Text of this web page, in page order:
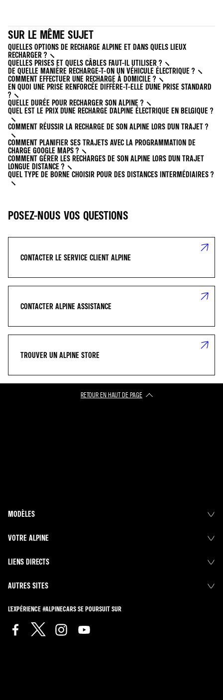
SUR LE MÊME SUJET
QUELLES OPTIONS DE RECHARGE ALPINE ET DANS QUELS LIEUX
RECHARGER ?
QUELLES PRISES ET QUELS CÂBLES FAUT-IL UTILISER ?
DE QUELLE MANIÈRE RECHARGE-T-ON UN VÉHICULE ÉLECTRIQUE ?
COMMENT EFFECTUER UNE RECHARGE À DOMICILE ?
EN QUOI UNE PRISE RENFORCÉE DIFFÈRE-T-ELLE D'UNE PRISE STANDARD
?
QUELLE DURÉE POUR RECHARGER SON ALPINE ?
QUEL EST LE PRIX D'UNE RECHARGE D'ALPINE ÉLECTRIQUE EN BELGIQUE ?
COMMENT RÉUSSIR LA RECHARGE DE SON ALPINE LORS D'UN TRAJET ?
COMMENT PLANIFIER SES TRAJETS AVEC LA PROGRAMMATION DE
CHARGE GOOGLE MAPS ?
COMMENT GÉRER LES RECHARGES DE SON ALPINE LORS D'UN TRAJET
LONGUE DISTANCE ?
QUEL TYPE DE BORNE CHOISIR POUR DES DISTANCES INTERMÉDIAIRES ?
POSEZ-NOUS VOS QUESTIONS
CONTACTER LE SERVICE CLIENT ALPINE
CONTACTER ALPINE ASSISTANCE
TROUVER UN ALPINE STORE
RETOUR EN HAUT DE PAGE​
MODÈLES
VOTRE ALPINE
LIENS DIRECTS
AUTRES SITES
L'EXPÉRIENCE #ALPINECARS SE POURSUIT SUR